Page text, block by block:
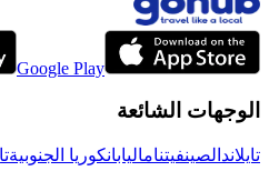
Google Play
الوجهات الشائعة
تايلاند الصينفيتناماليابانكوريا الجنوبية